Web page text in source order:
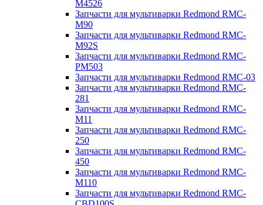
M4526
Запчасти для мультиварки Redmond RMC-
M90
Запчасти для мультиварки Redmond RMC-
M92S
Запчасти для мультиварки Redmond RMC-
PM503
Запчасти для мультиварки Redmond RMC-03
Запчасти для мультиварки Redmond RMC-
281
Запчасти для мультиварки Redmond RMC-
M11
Запчасти для мультиварки Redmond RMC-
250
Запчасти для мультиварки Redmond RMC-
450
Запчасти для мультиварки Redmond RMC-
M110
Запчасти для мультиварки Redmond RMC-